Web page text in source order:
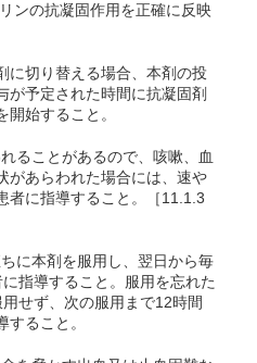
ンの抗凝固作用を正確に反映
に切り替える場合、本剤の投
が予定された時間に抗凝固剤
始すること。
ることがあるので、咳嗽、血
があらわれた場合には、速や
者に指導すること。［11.1.3
に本剤を服用し、翌日から毎
指導すること。服用を忘れた
せず、次の服用まで12時間
ること。